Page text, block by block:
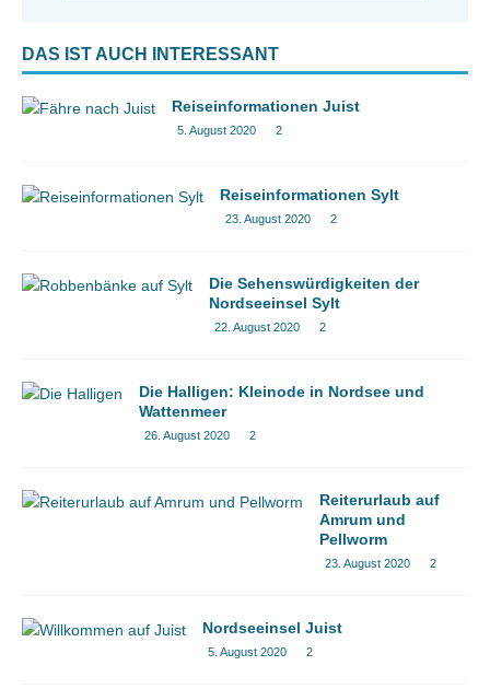
DAS IST AUCH INTERESSANT
Reiseinformationen Juist
5. August 2020 2
Reiseinformationen Sylt
23. August 2020 2
Die Sehenswürdigkeiten der
Nordseeinsel Sylt
22. August 2020 2
Die Halligen: Kleinode in Nordsee und
Wattenmeer
26. August 2020 2
Reiterurlaub auf
Amrum und
Pellworm
23. August 2020 2
Nordseeinsel Juist
5. August 2020 2